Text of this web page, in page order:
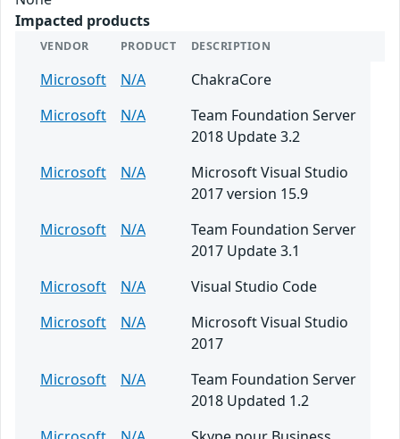
Impacted products
VENDOR PRODUCT DESCRIPTION
Microsoft N/A
ChakraCore
Microsoft
N/A
Team Foundation Server
2018 Update 3.2
Microsoft
N/A
Microsoft Visual Studio
2017 version 15.9
Microsoft
N/A
Team Foundation Server
2017 Update 3.1
Microsoft
N/A
Visual Studio Code
Microsoft
N/A
Microsoft Visual Studio
2017
Microsoft
N/A
Team Foundation Server
2018 Updated 1.2